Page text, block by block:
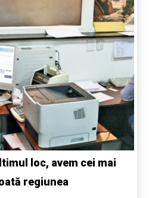
loc, avem cei mai
regiunea